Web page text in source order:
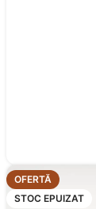
OFERTĂ
STOC EPUIZAT